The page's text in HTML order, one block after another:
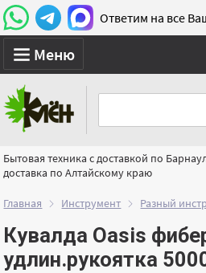
Ответим на все
Меню
Бытовая техника с доставкой по
доставка по Алтайскому краю
Главная Инструмент Разный
Кувалда Oasis
удлин.рукоятка